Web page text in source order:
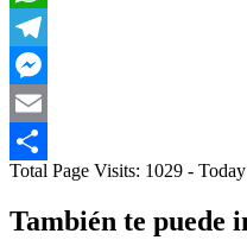
WhatsApp
Telegram
Messenger
Email
Compartir
Total Page Visits: 1029 -
También te puede